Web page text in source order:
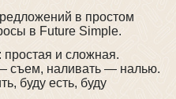
в простом
в Future Simple.
и сложная.
съем, наливать — налью.
буду есть, буду